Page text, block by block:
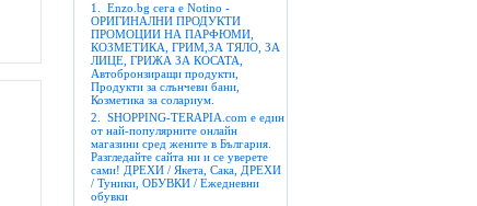
1.
Enzo.bg сега е Notino -
ОРИГИНАЛНИ ПРОДУКТИ
ПРОМОЦИИ НА ПАРФЮМИ,
КОЗМЕТИКА, ГРИМ,ЗА ТЯЛО, ЗА
ЛИЦЕ, ГРИЖА ЗА КОСАТА,
Автобронзиращи продукти,
Продукти за слънчеви бани,
Козметика за солариум.
2.
SHOPPING-TERAPIA.com е един
от най-популярните онлайн
магазини сред жените в България.
Разгледайте сайта ни и се уверете
сами! ДРЕХИ / Якета, Сака, ДРЕХИ
/ Туники, ОБУВКИ / Ежедневни
обувки